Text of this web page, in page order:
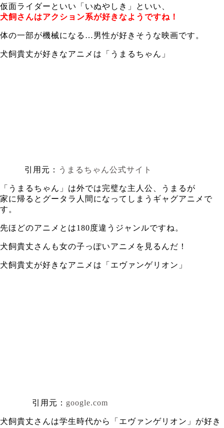
仮面ライダーといい「いぬやしき」といい、
犬飼さんはアクション系が好きなようですね！
体の一部が機械になる…男性が好きそうな映画です。
犬飼貴丈が好きなアニメは「うまるちゃん」
引用元： うまるちゃん公式サイト
「うまるちゃん」は外では完璧な主人公、うまるが
家に帰るとグータラ人間になってしまうギャグアニメで
す。
先ほどのアニメとは180度違うジャンルですね。
犬飼貴丈さんも女の子っぽいアニメを見るんだ！
犬飼貴丈が好きなアニメは「エヴァンゲリオン」
引用元： google.com
犬飼貴丈さんは学生時代から「エヴァンゲリオン」が好き